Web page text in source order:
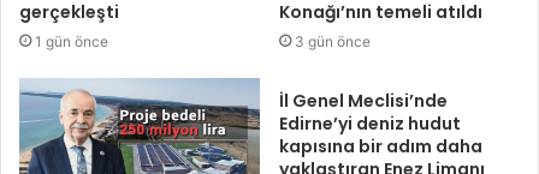
gerçekleşti
1 gün önce
Konağı’nın temeli atıldı
3 gün önce
İl Genel Meclisi’nde
Edirne’yi deniz hudut
kapısına bir adım daha
yaklaştıran Enez Limanı